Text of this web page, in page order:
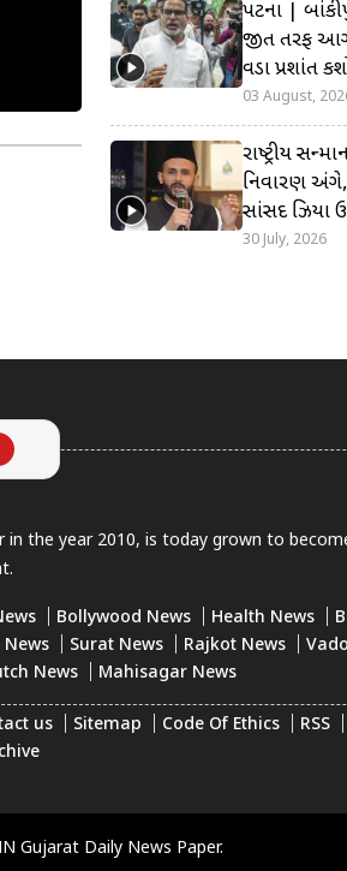
પટના |
જીત તરફ
વડા પ્રશાંત
03 August,
રાષ્ટ્રીય
નિવારણ અંગે,
સાંસદ ઝિયા
30 July, 2026
the year 2010, is today grown to
Bollywood News Health News
Surat News Rajkot News
News Mahisagar News
us Sitemap Code Of Ethics RSS
Gujarat Daily News Paper.